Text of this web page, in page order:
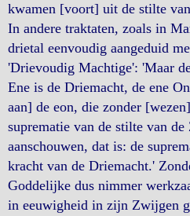
kwamen [voort] uit de stilte
In andere traktaten, zoals in
drietal eenvoudig aangeduid
'Drievoudig Machtige': 'Maar
Ene is de Driemacht, de ene
aan] de eon, die zonder
suprematie van de stilte van
aanschouwen, dat is: de
kracht van de Driemacht.'
Goddelijke dus nimmer
in eeuwigheid in zijn Zwijgen